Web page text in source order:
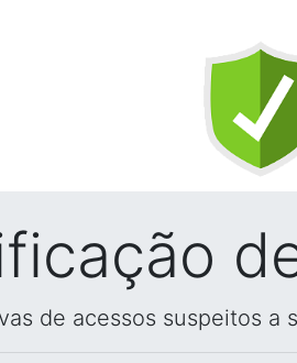
de acessos suspeitos a